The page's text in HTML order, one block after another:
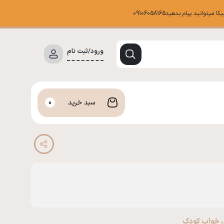
پیام بدهید09106058165
ورود/ثبت نام
سبد خرید 0